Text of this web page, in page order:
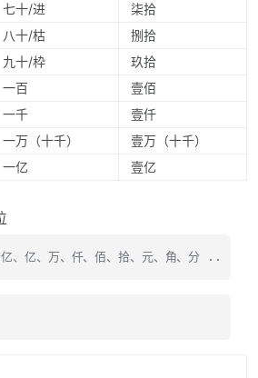
七十/进
柒拾
八十/枯
捌拾
九十/枠
玖拾
一百
壹佰
一千
壹仟
一万（十千）
壹万（十千）
一亿 壹亿
亿、亿、万、仟、佰、拾、元、角、分 ..